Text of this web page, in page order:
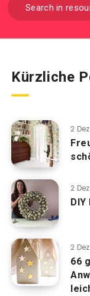
Kürzliche
2
2
DIY
2
66